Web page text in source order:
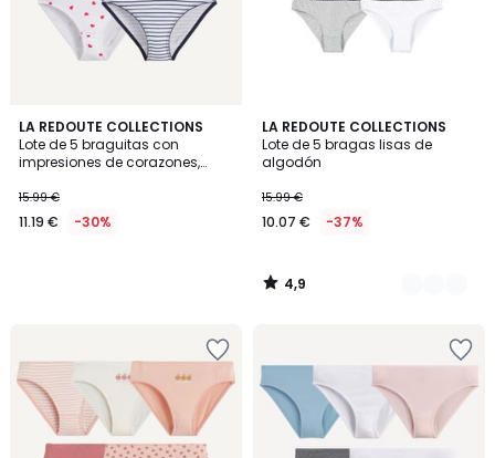
LA REDOUTE COLLECTIONS
Lote de 5 braguitas con
impresiones de corazones,
€
en
descuento
aplicado.
15.99 €
11.19 € -30%
LA REDOUTE COLLECTIONS
Lote de 5 bragas lisas de
algodón
15.99 €
10.07 € -37%
4,9
/ 5
2
Colores
4,9
/